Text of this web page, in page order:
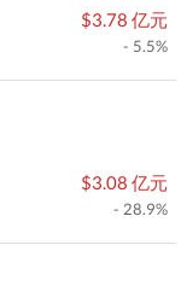
$3.78 亿元
- 5.5%
$3.08 亿元
- 28.9%